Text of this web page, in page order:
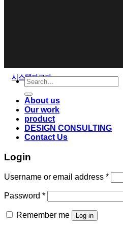
시스템파고라
Search
for:
About us
Our work
product
DESIGN CONSULTING
Contact Us
Login
Username or email address *
Password *
Remember me Log in